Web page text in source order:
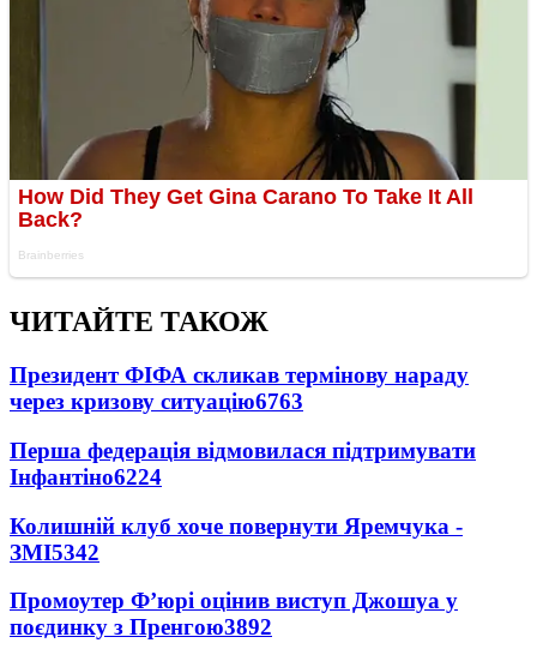
ЧИТАЙТЕ ТАКОЖ
Президент ФІФА скликав термінову нараду
через кризову ситуацію6763
Перша федерація відмовилася підтримувати
Інфантіно6224
Колишній клуб хоче повернути Яремчука -
ЗМІ5342
Промоутер Ф’юрі оцінив виступ Джошуа у
поєдинку з Пренгою3892